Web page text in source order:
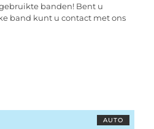
banden! Bent u
band kunt u contact met ons
AUTO